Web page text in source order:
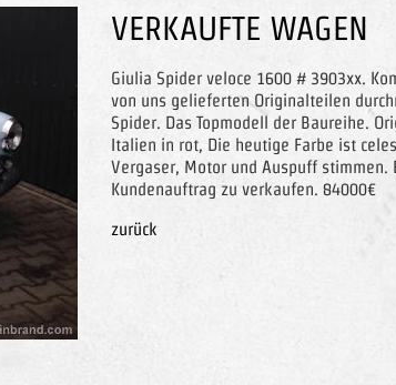
VERKAUFTE WAGEN
Giulia Spider veloce 1600 # 3903xx.
von uns gelieferten Originalteilen
Spider. Das Topmodell der Baureihe.
Italien in rot, Die heutige Farbe ist
Vergaser, Motor und Auspuff stimmen.
Kundenauftrag zu verkaufen. 84000€
zurück